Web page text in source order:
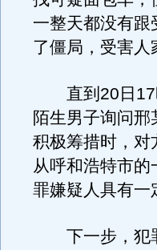
一整天都没有
了僵局，受害人
直到20日17
陌生男子询问
积极筹措时，对
从呼和浩特市
罪嫌疑人具有一
下一步，犯罪